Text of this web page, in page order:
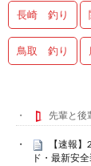
長崎 釣り
鳥取 釣り
先輩と後
【速報
ド・最新安